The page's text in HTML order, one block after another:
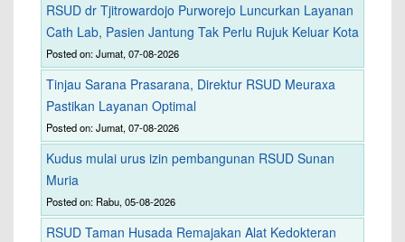
RSUD dr Tjitrowardojo Purworejo Luncurkan Layanan
Cath Lab, Pasien Jantung Tak Perlu Rujuk Keluar Kota
Posted on: Jumat, 07-08-2026
Tinjau Sarana Prasarana, Direktur RSUD Meuraxa
Pastikan Layanan Optimal
Posted on: Jumat, 07-08-2026
Kudus mulai urus izin pembangunan RSUD Sunan
Muria
Posted on: Rabu, 05-08-2026
RSUD Taman Husada Remajakan Alat Kedokteran